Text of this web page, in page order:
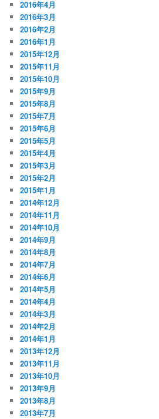
2016年4月
2016年3月
2016年2月
2016年1月
2015年12月
2015年11月
2015年10月
2015年9月
2015年8月
2015年7月
2015年6月
2015年5月
2015年4月
2015年3月
2015年2月
2015年1月
2014年12月
2014年11月
2014年10月
2014年9月
2014年8月
2014年7月
2014年6月
2014年5月
2014年4月
2014年3月
2014年2月
2014年1月
2013年12月
2013年11月
2013年10月
2013年9月
2013年8月
2013年7月